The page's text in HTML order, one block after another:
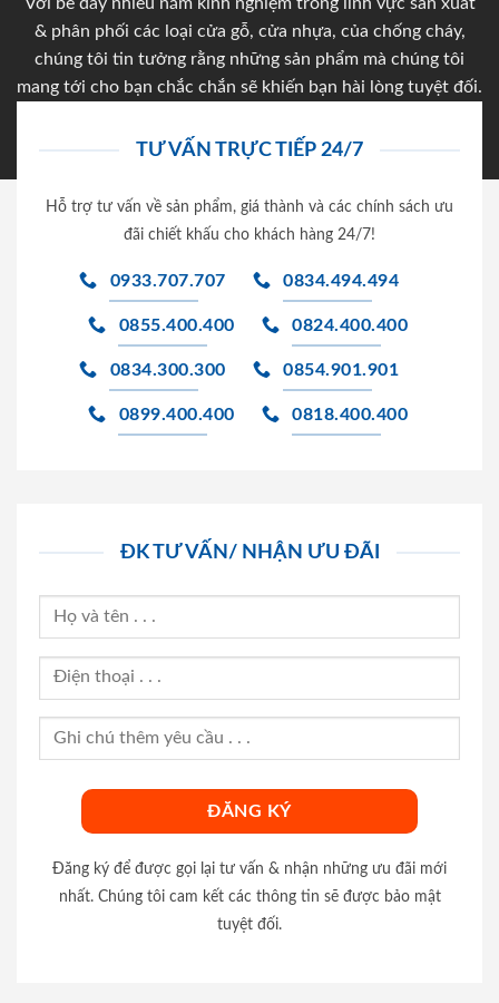
Với bề dày nhiều năm kinh nghiệm trong lĩnh vực sản xuất
& phân phối các loại cửa gỗ, cửa nhựa, của chống cháy,
chúng tôi tin tưởng rằng những sản phẩm mà chúng tôi
mang tới cho bạn chắc chắn sẽ khiến bạn hài lòng tuyệt đối.
TƯ VẤN TRỰC TIẾP 24/7
Hỗ trợ tư vấn về sản phẩm, giá thành và các chính sách ưu
đãi chiết khấu cho khách hàng 24/7!
0933.707.707 0834.494.494
0855.400.400 0824.400.400
0834.300.300 0854.901.901
0899.400.400 0818.400.400
ĐK TƯ VẤN/ NHẬN ƯU ĐÃI
Đăng ký để được gọi lại tư vấn & nhận những ưu đãi mới
nhất. Chúng tôi cam kết các thông tin sẽ được bảo mật
tuyệt đối.